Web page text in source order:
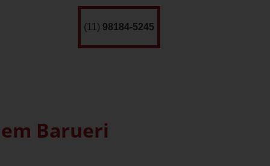
(11) 98184-5245
Barueri